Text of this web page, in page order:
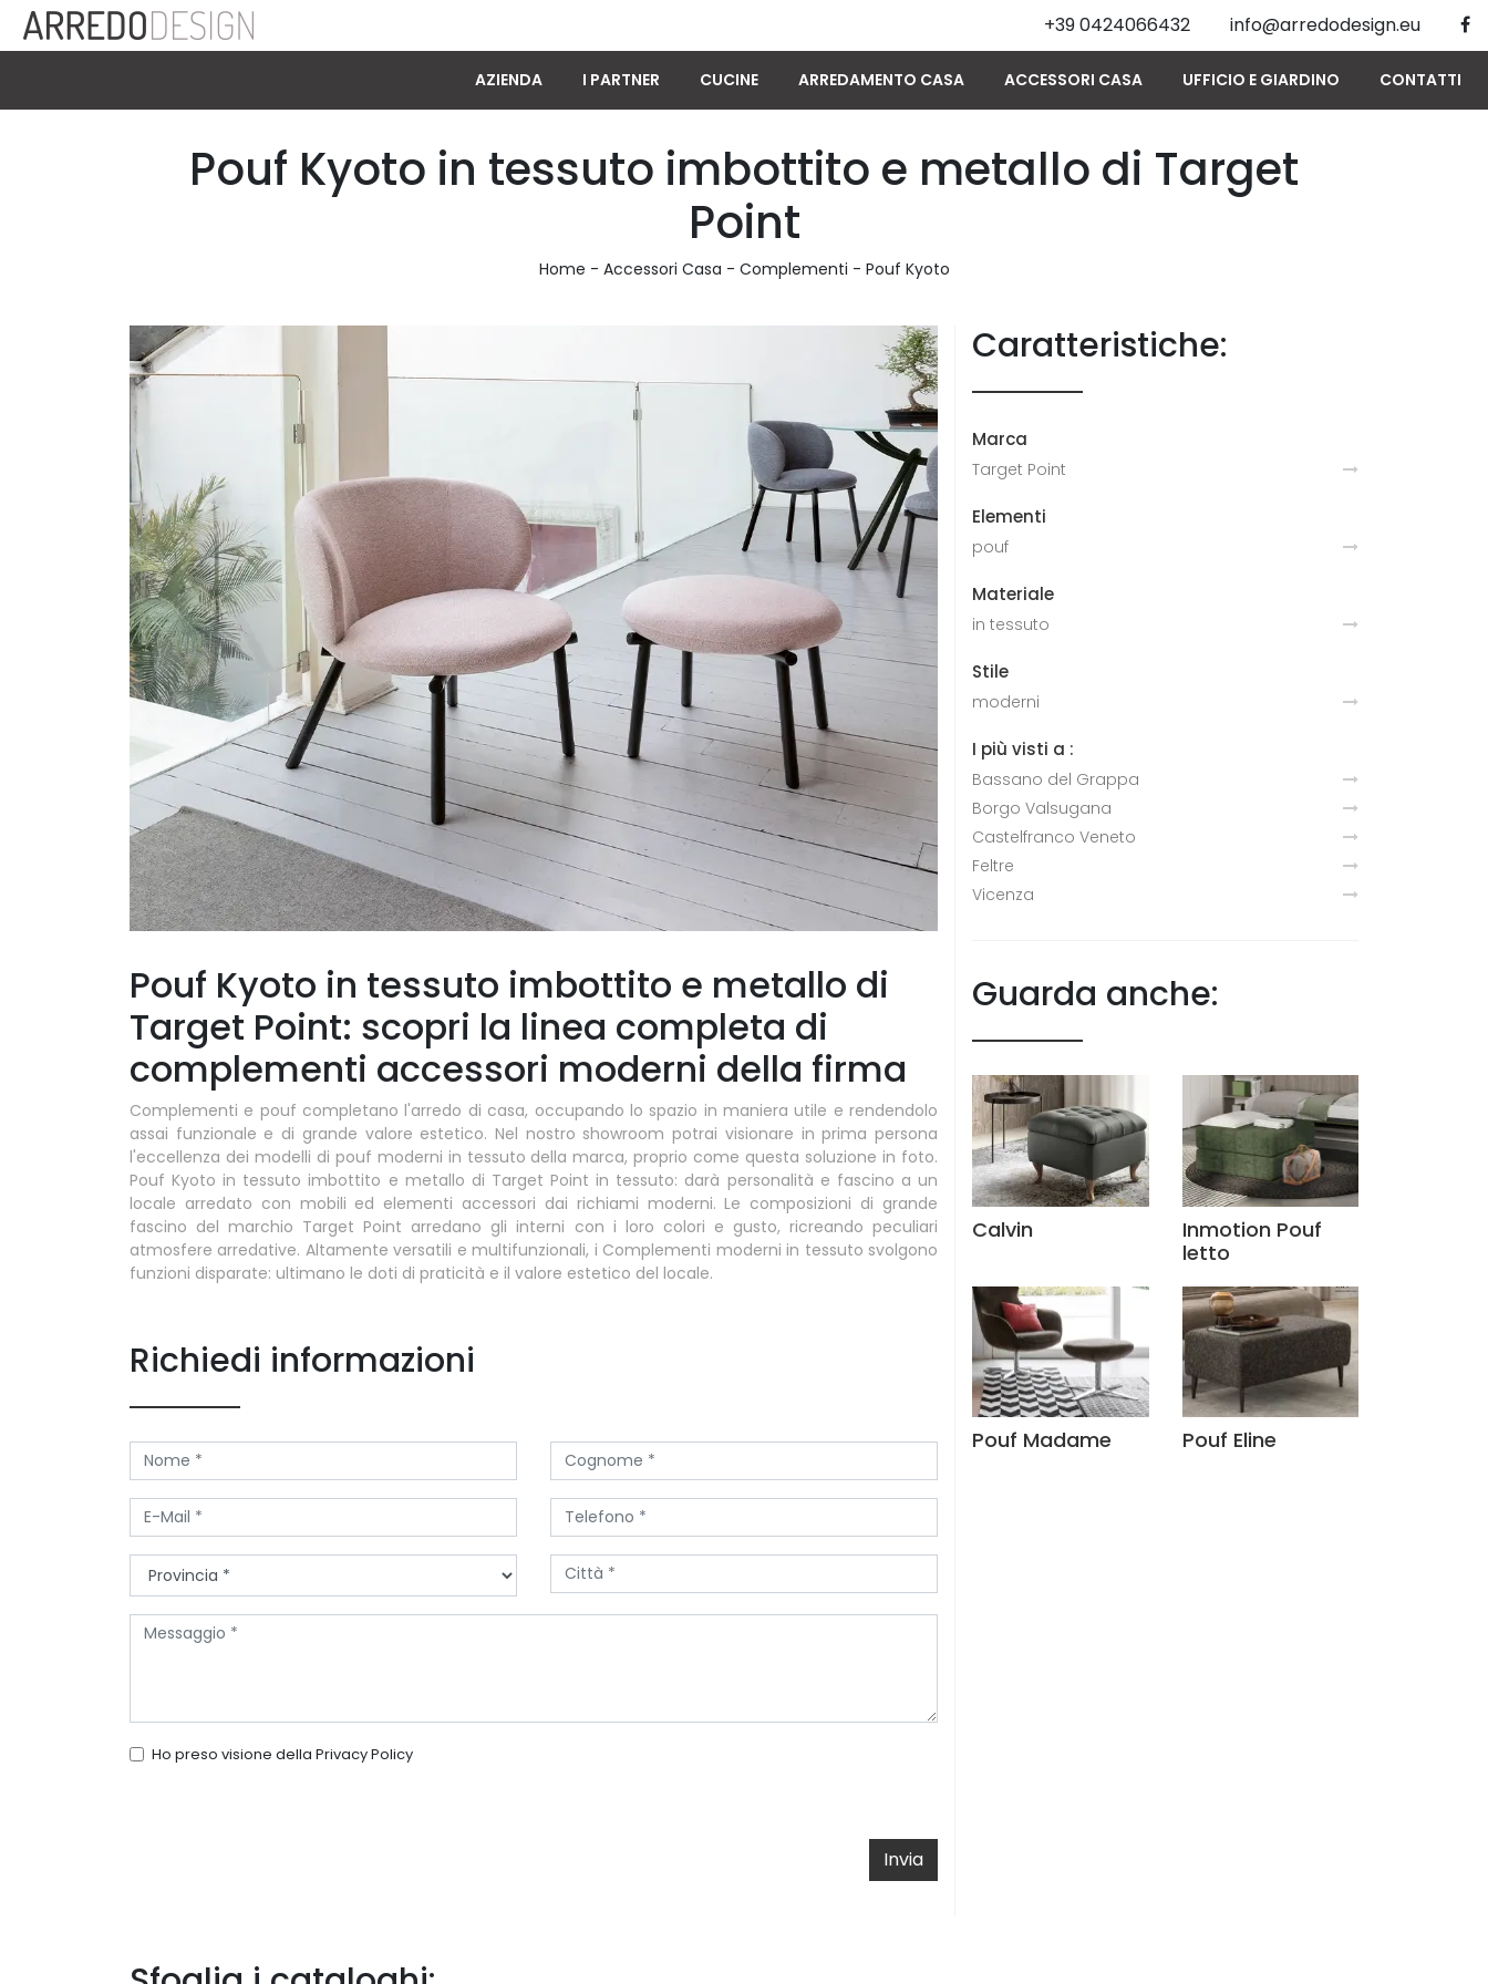
+39 0424066432 info@arredodesign.eu
AZIENDA I PARTNER CUCINE ARREDAMENTO CASA ACCESSORI CASA UFFICIO E GIARDINO CONTATTI
Pouf Kyoto in tessuto imbottito e metallo di Target
Point
Home - Accessori Casa - Complementi - Pouf Kyoto
Pouf Kyoto in tessuto imbottito e metallo di
Target Point: scopri la linea completa di
complementi accessori moderni della firma
Complementi e pouf completano l'arredo di casa, occupando lo spazio in maniera utile e rendendolo
assai funzionale e di grande valore estetico. Nel nostro showroom potrai visionare in prima persona
l'eccellenza dei modelli di pouf moderni in tessuto della marca, proprio come questa soluzione in foto.
Pouf Kyoto in tessuto imbottito e metallo di Target Point in tessuto: darà personalità e fascino a un
locale arredato con mobili ed elementi accessori dai richiami moderni. Le composizioni di grande
fascino del marchio Target Point arredano gli interni con i loro colori e gusto, ricreando peculiari
atmosfere arredative. Altamente versatili e multifunzionali, i Complementi moderni in tessuto svolgono
funzioni disparate: ultimano le doti di praticità e il valore estetico del locale.
Richiedi informazioni
Ho preso visione della Privacy Policy
Invia
Caratteristiche:
Marca
Target Point
Elementi
pouf
Materiale
in tessuto
Stile
moderni
I più visti a :
Bassano del Grappa
Borgo Valsugana
Castelfranco Veneto
Feltre
Vicenza
Guarda anche:
Calvin
Inmotion Pouf
letto
Pouf Madame Pouf Eline